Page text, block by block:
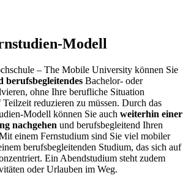
Modell
– The Mobile University können Sie
berufsbegleitendes Bachelor- oder
ohne Ihre berufliche Situation
reduzieren zu müssen. Durch das
Modell können Sie auch weiterhin einer
nachgehen und berufsbegleitend Ihren
einem Fernstudium sind Sie viel mobiler
berufsbegleitenden Studium, das sich auf
Ein Abendstudium steht zudem
oder Urlauben im Weg.